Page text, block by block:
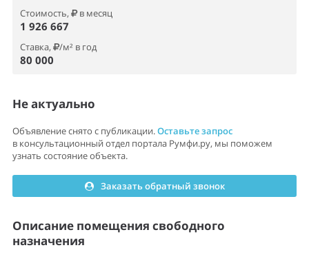
Стоимость, в месяц
1 926 667
Ставка, /м² в год
80 000
Не актуально
Объявление снято с публикации.Оставьте запрос
в консультационный отдел портала Румфи.ру, мы поможем
узнать состояние объекта.
Заказать обратный звонок
Описание помещения свободного
назначения